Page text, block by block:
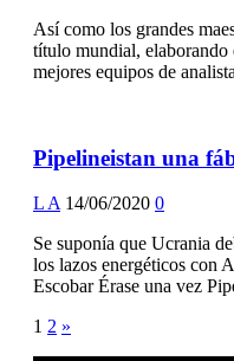
Así como los grandes
título mundial,
mejores equipos de
Pipelineistan una
L A 14/06/2020 0
Se suponía que Ucrania
los lazos energéticos con
Escobar Érase una vez
Posts
1 2 »